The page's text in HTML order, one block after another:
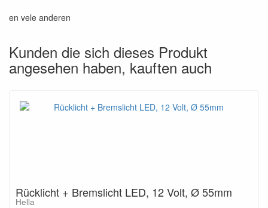
en vele anderen
Kunden die sich dieses Produkt
angesehen haben, kauften auch
Rücklicht + Bremslicht LED, 12 Volt, Ø 55mm
Hella